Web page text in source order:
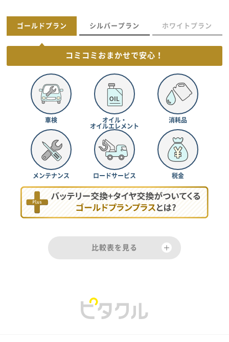
ゴールドプラン シルバープラン ホワイトプラン
コミコミおまかせで安心！
車検
オイル・
オイルエレメント
消耗品
メンテナンス ロードサービス 税金
比較表を見る